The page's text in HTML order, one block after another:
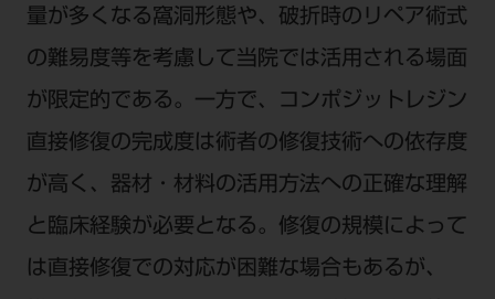
量が多くなる窩洞形態や、破折時のリペア術式
の難易度等を考慮して当院では活用される場面
が限定的である。一方で、コンポジットレジン
直接修復の完成度は術者の修復技術への依存度
が高く、器材・材料の活用方法への正確な理解
と臨床経験が必要となる。修復の規模によって
は直接修復での対応が困難な場合もあるが、
ご利用規約 SNSアカウント利用規約
推奨環境 サイトマップ